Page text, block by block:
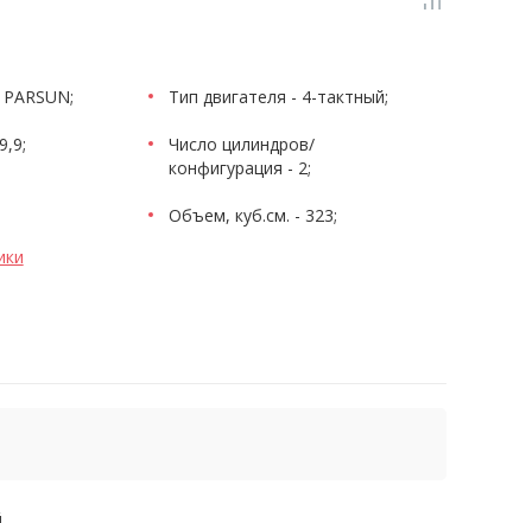
Тип двигателя - 4-тактный;
Число цилиндров/
конфигурация - 2;
Объем, куб.см. - 323;